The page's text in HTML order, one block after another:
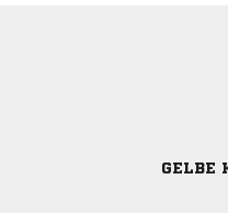
GELBE